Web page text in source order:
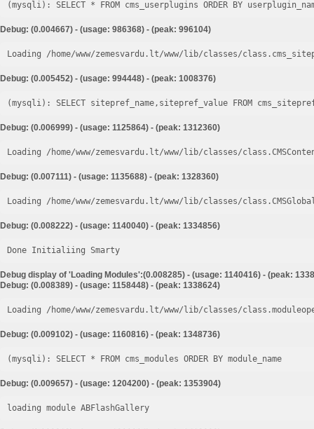
Debug: (0.004667) - (usage: 986368) - (peak: 996104)
Loading /home/www/zemesvardu.lt/www/lib/classes/
Debug: (0.005452) - (usage: 994448) - (peak: 1008376)
Debug: (0.006999) - (usage: 1125864) - (peak: 1312360)
Loading /home/www/zemesvardu.lt/www/lib/classes/
Debug: (0.007111) - (usage: 1135688) - (peak: 1328360)
Loading /home/www/zemesvardu.lt/www/lib/classes/
Debug: (0.008222) - (usage: 1140040) - (peak: 1334856)
Done Initialiing Smarty
Debug display of 'Loading Modules':(0.008285) - (usage: 1140416) - (peak:
Debug: (0.008389) - (usage: 1158448) - (peak: 1338624)
Loading /home/www/zemesvardu.lt/www/lib/classes/
Debug: (0.009102) - (usage: 1160816) - (peak: 1348736)
Debug: (0.009657) - (usage: 1204200) - (peak: 1353904)
loading module ABFlashGallery